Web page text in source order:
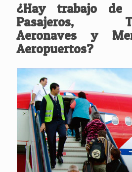
¿Hay trabajo de
Pasajeros,
Aeronaves y
Aeropuertos?